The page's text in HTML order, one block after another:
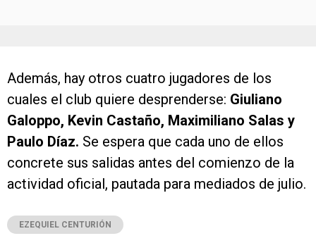
Además, hay otros cuatro jugadores de los
cuales el club quiere desprenderse: Giuliano
Galoppo, Kevin Castaño, Maximiliano Salas y
Paulo Díaz. Se espera que cada uno de ellos
concrete sus salidas antes del comienzo de la
actividad oficial, pautada para mediados de julio.
EZEQUIEL CENTURIÓN